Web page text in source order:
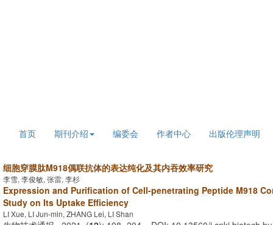
首页 期刊介绍 编委会 作者中心 出版伦理声明
细胞穿膜肽M918偶联抗体的表达纯化及其内吞效率研究
李雪, 李俊敏, 张雷, 李杉
Expression and Purification of Cell-penetrating Peptide M918
Study on Its Uptake Efficiency
LI Xue, LI Jun-min, ZHANG Lei, LI Shan